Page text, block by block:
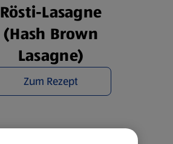
Rösti-Lasagne
(Hash Brown
Lasagne)
Zum Rezept